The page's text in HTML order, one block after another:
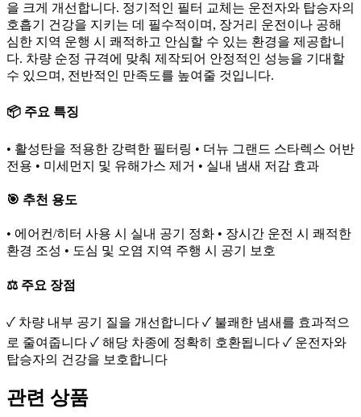
을 크게 개선합니다. 정기적인 필터 교체는 운전자와 탑승자의
호흡기 건강을 지키는 데 필수적이며, 장거리 운전이나 공해
심한 지역 운행 시 쾌적하고 안심할 수 있는 환경을 제공합니
다. 차량 순정 규격에 맞춰 제작되어 안정적인 성능을 기대할
수 있으며, 전반적인 만족도를 높여줄 것입니다.
📦 주요 특징
• 활성탄을 적용한 강력한 필터링 • 더뉴 그랜드 스타렉스 어반
전용 • 미세먼지 및 유해가스 제거 • 실내 냄새 저감 효과
🎯 추천 용도
• 에어컨/히터 사용 시 실내 공기 정화 • 장시간 운전 시 쾌적한
환경 조성 • 도심 및 오염 지역 주행 시 공기 보호
⚖️ 주요 장점
✓ 차량 내부 공기 질을 개선합니다 ✓ 불쾌한 냄새를 효과적으
로 줄여줍니다 ✓ 해당 차종에 정확히 호환됩니다 ✓ 운전자와
탑승자의 건강을 보호합니다
관련 상품